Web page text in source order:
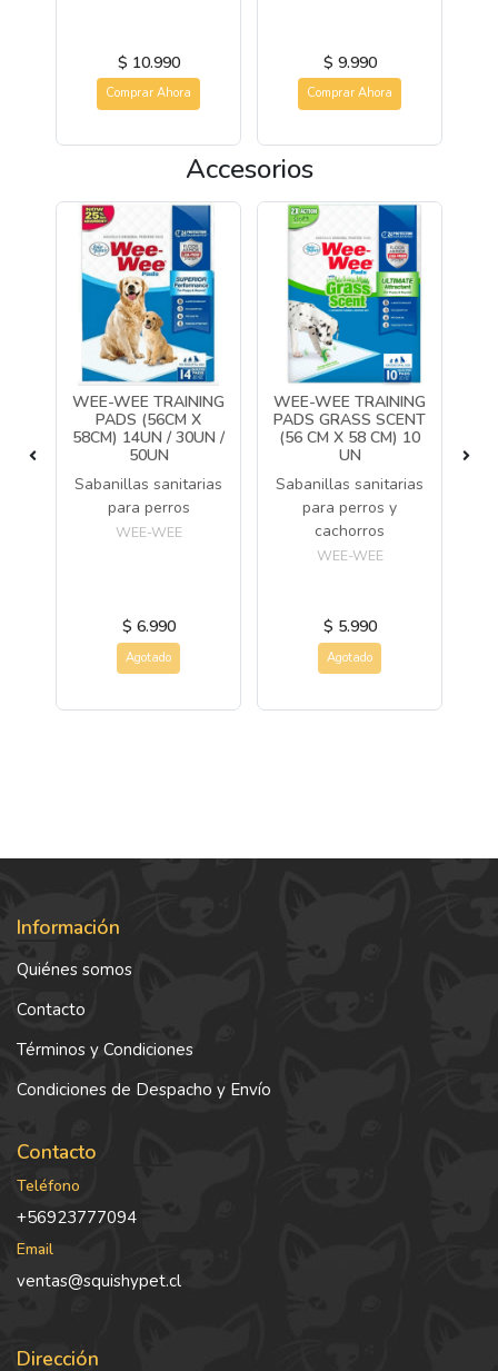
$ 10.990
Comprar Ahora
$ 9.990
Comprar Ahora
Accesorios
WEE-WEE TRAINING
PADS (56CM X
58CM) 14UN / 30UN /
50UN
Sabanillas sanitarias
para perros
WEE-WEE
$ 6.990
Agotado
WEE-WEE TRAINING
PADS GRASS SCENT
(56 CM X 58 CM) 10
UN
Sabanillas sanitarias
para perros y
cachorros
WEE-WEE
$ 5.990
Agotado
Información
Quiénes somos
Contacto
Términos y Condiciones
Condiciones de Despacho y Envío
Contacto
Teléfono
+56923777094
Email
ventas@squishypet.cl
Dirección